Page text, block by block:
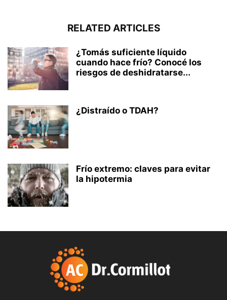
RELATED ARTICLES
¿Tomás suficiente líquido
cuando hace frío? Conocé los
riesgos de deshidratarse...
¿Distraído o TDAH?
Frío extremo: claves para evitar
la hipotermia